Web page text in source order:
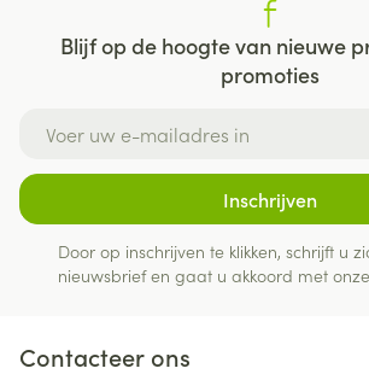
Blijf op de hoogte van nieuwe
promoties
Inschrijven
Door op inschrijven te klikken, schrijft u
nieuwsbrief en gaat u akkoord met onze
Contacteer ons